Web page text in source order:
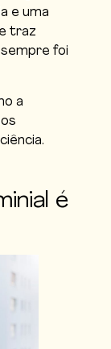
e uma
traz
foi
a
é